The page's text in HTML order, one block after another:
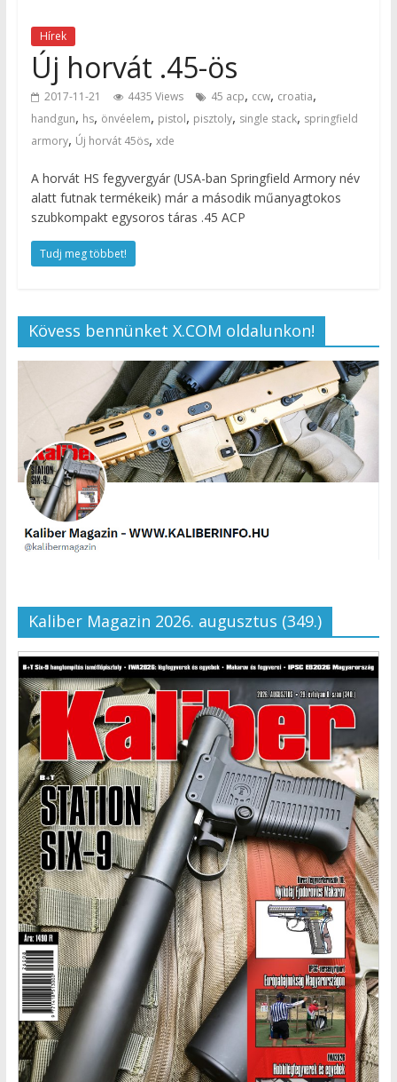
Hírek
Új horvát .45-ös
2017-11-21 4435 Views 45 acp, ccw, croatia,
handgun, hs, önvéelem, pistol, pisztoly, single stack, springfield
armory, Új horvát 45ös, xde
A horvát HS fegyvergyár (USA-ban Springfield Armory név
alatt futnak termékeik) már a második műanyagtokos
szubkompakt egysoros táras .45 ACP
Tudj meg többet!
Kövess bennünket X.COM oldalunkon!
Kaliber Magazin 2026. augusztus (349.)